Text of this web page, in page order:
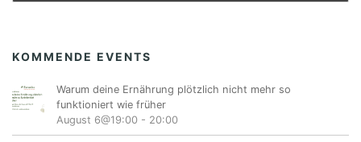
KOMMENDE EVENTS
Warum deine Ernährung plötzlich nicht mehr so
funktioniert wie früher
August 6@19:00 - 20:00